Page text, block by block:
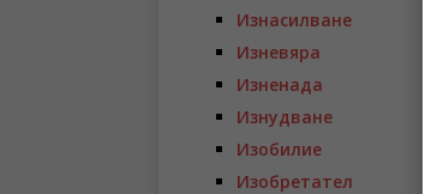
Изнасилване
Изневяра
Изненада
Изнудване
Изобилие
Изобретател